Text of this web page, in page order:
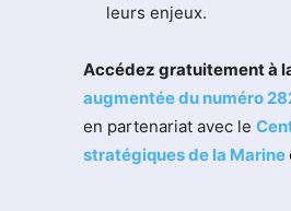
leurs enjeux.
Accédez gratuitement à
augmentée du numéro
en partenariat avec le
stratégiques de la Marine